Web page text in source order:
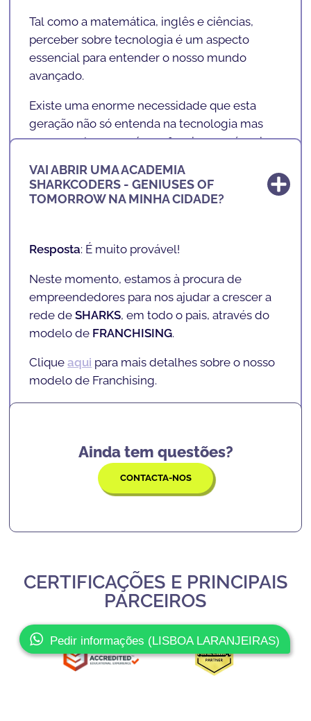
Pedir informações (LISBOA LARANJEIRAS)
Acreditamos que aprender a programar é tão
importante como aaprendizagem de uma
segunda língua, como oinglês.
Tal como a matemática, inglês e ciências,
perceber sobre tecnologia é um aspecto
essencial para entender o nosso mundo
avançado.
Existe uma enorme necessidade que esta
geração não só entenda na tecnologia mas
que perceba como é que funciona e vá mais
deixem de ser"consumidoras" e passarem a
ser"criadoras".
seguir a carreira de programação e
habilidades de lógica,resolução de
problemas,confiança,foco, entre outras
competências que lhes servirão para o resto
das suas vidas.
ONDE ESTAMOS LOCALIZADOS?
e tem abrangência de âmbito nacional, com
parceiros.
Cliqueaquipara mais detalhes sobre as
localizações atuais.
VAI ABRIR UMA ACADEMIA
SHARKCODERS - GENIUSES OF
TOMORROW NA MINHA CIDADE?
Resposta: É muito provável!
Neste momento, estamos à procura de
empreendedores para nos ajudar a crescer a
rede deSHARKS,em todo o pais, através do
modelo de FRANCHISING.
Cliqueaqui para mais detalhes sobre o nosso
modelo de Franchising.
Ainda tem questões?
CONTACTA-NOS
CERTIFICAÇÕES E PRINCIPAIS
PARCEIROS